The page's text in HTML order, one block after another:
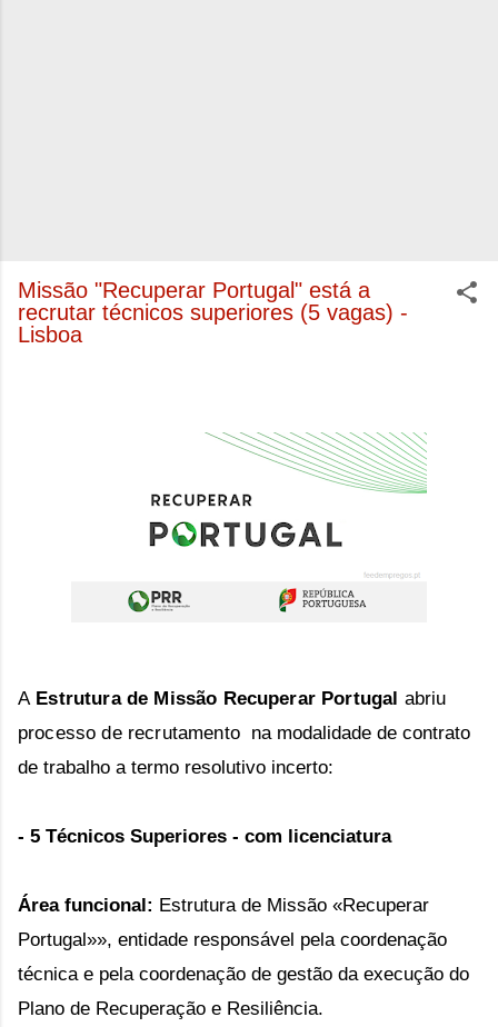
Missão "Recuperar Portugal" está a
recrutar técnicos superiores (5 vagas) -
Lisboa
A Estrutura de Missão Recuperar Portugal abriu
processo de recrutamento na modalidade de contrato
de trabalho a termo resolutivo incerto:
- 5 Técnicos Superiores - com licenciatura
Área funcional: Estrutura de Missão «Recuperar
Portugal»», entidade responsável pela coordenação
técnica e pela coordenação de gestão da execução do
Plano de Recuperação e Resiliência.